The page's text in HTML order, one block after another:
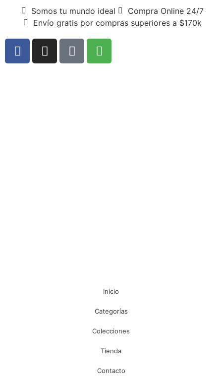
Somos tu mundo ideal
Compra Online 24/7
Envío gratis por compras superiores a $170k
Inicio
Categorías
Colecciones
Tienda
Contacto